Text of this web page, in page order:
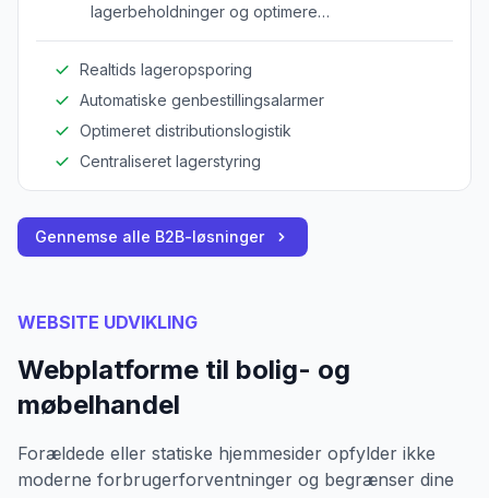
lagerbeholdninger og optimere
Realtids lageropsporing
Automatiske genbestillingsalarmer
Optimeret distributionslogistik
Centraliseret lagerstyring
Gennemse alle B2B-løsninger
WEBSITE UDVIKLING
Webplatforme til bolig- og
møbelhandel
Forældede eller statiske hjemmesider opfylder ikke
moderne forbrugerforventninger og begrænser dine